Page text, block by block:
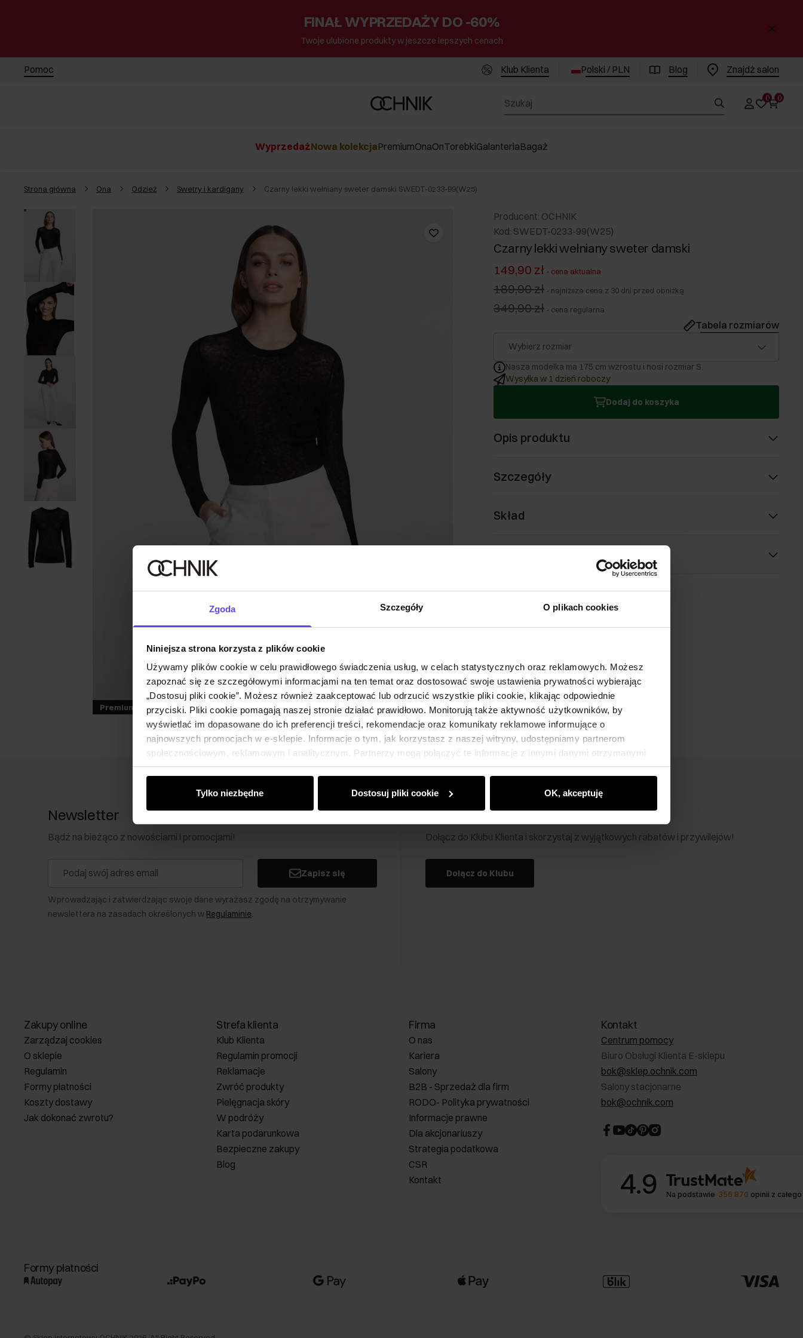
Zgoda Szczegóły O plikach cookies
Niniejsza strona korzysta z plików cookie
Używamy plików cookie w celu prawidłowego świadczenia usług, w celach statystycznych oraz reklamowych. Możesz
zapoznać się ze szczegółowymi informacjami na ten temat oraz dostosować swoje ustawienia prywatności wybierając
„Dostosuj pliki cookie”. Możesz również zaakceptować lub odrzucić wszystkie pliki cookie, klikając odpowiednie
przyciski. Pliki cookie pomagają naszej stronie działać prawidłowo. Monitorują także aktywność użytkowników, by
wyświetlać im dopasowane do ich preferencji treści, rekomendacje oraz komunikaty reklamowe informujące o
najnowszych promocjach w e-sklepie. Informacje o tym, jak korzystasz z naszej witryny, udostępniamy partnerom
społecznościowym, reklamowym i analitycznym. Partnerzy mogą połączyć te informacje z innymi danymi otrzymanymi
od Ciebie lub uzyskanymi podczas korzystania z ich usług.
Tylko niezbędne Dostosuj pliki cookie OK, akceptuję
FINAŁ WYPRZEDAŻY DO -60%
Twoje ulubione produkty w jeszcze lepszych cenach
Pomoc Klub Klienta Polski / PLN Blog Znajdż salon
0 0
WyprzedażNowa kolekcjaPremiumOnaOnTorebkiGalanteriaBagaż
Strona główna Ona Odzież Swetry i kardigany Czarny lekki wełniany sweter damski SWEDT-0233-99(W25)
Premium
Producent: OCHNIK
Kod: SWEDT-0233-99(W25)
Czarny lekki wełniany sweter damski
149,90 zł - cena aktualna
189,90 zł - najniższa cena z 30 dni przed obniżką
349,90 zł - cena regularna
Tabela rozmiarów
Wybierz rozmiar
Nasza modelka ma 175 cm wzrostu i nosi rozmiar S.
Wysyłka w 1 dzień roboczy
Dodaj do koszyka
Opis produktu
Szczegóły
Skład
Newsletter
Bądź na bieżąco z nowościami i promocjami!
Zapisz się
Wprowadzając i zatwierdzając swoje dane wyrażasz zgodę na otrzymywanie
newslettera na zasadach określonych w Regulaminie.
Klub Klienta Ochnik
Dołącz do Klubu Klienta i skorzystaj z wyjątkowych rabatów i przywilejów!
Dołącz do Klubu
Zakupy online
Zarządzaj cookies
O sklepie
Regulamin
Formy płatności
Koszty dostawy
Jak dokonać zwrotu?
Strefa klienta
Klub Klienta
Regulamin promocji
Reklamacje
Zwróć produkty
Pielęgnacja skóry
W podróży
Karta podarunkowa
Bezpieczne zakupy
Blog
Firma
O nas
Kariera
Salony
B2B - Sprzedaż dla firm
RODO- Polityka prywatności
Informacje prawne
Dla akcjonariuszy
Strategia podatkowa
CSR
Kontakt
Kontakt
Centrum pomocy
Biuro Obsługi Klienta E-sklepu
bok@sklep.ochnik.com
Salony stacjonarne
bok@ochnik.com
4.9 Na podstawie 356 870 opinii z
Formy płatności